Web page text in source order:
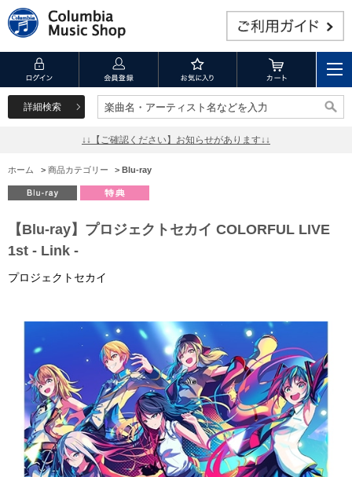
詳細検索 楽曲名・アーティスト名などを入力
楽曲名・アーティスト名などを入力
↓↓【ご確認ください】お知らせがあります↓↓
ホーム > 商品カテゴリー > Blu-ray
【Blu-ray】プロジェクトセカイ COLORFUL LIVE
1st - Link -
プロジェクトセカイ